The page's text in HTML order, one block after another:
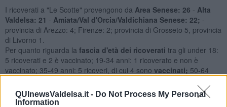
QUInewsValdelsa.it - Do Not Process My Personal
Information
I ricoverati a "Le Scotte" provengono da Area Senese: 26 - Alta
Valdelsa: 21 - Amiata/Val d'Orcia/Valdichiana Senese: 22; -
provincia di Arezzo: 4; Firenze: 2; provincia di Grosseto 5, provincia
di Livorno 1.
Per quanto riguarda la fascia d'età dei ricoverati tra gli under 18:
5 ricoverati e 2 è vaccinato; 19-34 anni: 1 ricoverato e non è
vaccinato; 35-49 anni: 5 ricoveri, di cui 4 sono vaccinati; 50-64
vaccinati; età superiore a 80 anni: 28 ricoveri, di cui
vaccinati.